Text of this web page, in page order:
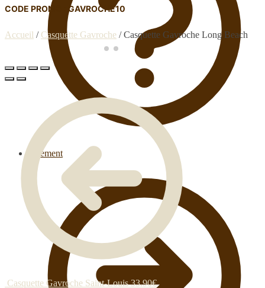
Paiement
CODE PROMO : GAVROCHE10
Accueil / Casquette Gavroche /Casquette Gavroche Long Beach
Casquette Gavroche Saint-Louis 33.90€